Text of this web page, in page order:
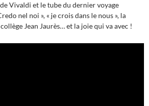
Vivaldi et le tube du dernier voyage
nel noi », « je crois dans le nous », la
Jean Jaurès… et la joie qui va avec !